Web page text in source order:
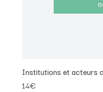
Institutions et acteurs
14€